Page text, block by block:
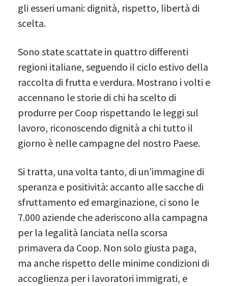
gli esseri umani: dignità, rispetto, libertà di
scelta.
Sono state scattate in quattro differenti
regioni italiane, seguendo il ciclo estivo della
raccolta di frutta e verdura. Mostrano i volti e
accennano le storie di chi ha scelto di
produrre per Coop rispettando le leggi sul
lavoro, riconoscendo dignità a chi tutto il
giorno è nelle campagne del nostro Paese.
Si tratta, una volta tanto, di un’immagine di
speranza e positività: accanto alle sacche di
sfruttamento ed emarginazione, ci sono le
7.000 aziende che aderiscono alla campagna
per la legalità lanciata nella scorsa
primavera da Coop. Non solo giusta paga,
ma anche rispetto delle minime condizioni di
accoglienza per i lavoratori immigrati, e